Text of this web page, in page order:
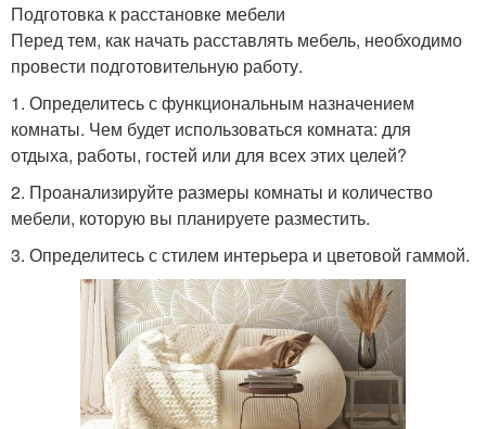
Подготовка к расстановке мебели
Перед тем, как начать расставлять мебель, необходимо
провести подготовительную работу.
1. Определитесь с функциональным назначением
комнаты. Чем будет использоваться комната: для
отдыха, работы, гостей или для всех этих целей?
2. Проанализируйте размеры комнаты и количество
мебели, которую вы планируете разместить.
3. Определитесь с стилем интерьера и цветовой гаммой.